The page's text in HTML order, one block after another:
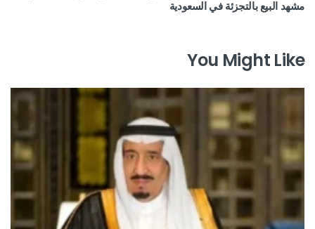
مشهد البيع بالتجزئة في السعودية
You Might Like